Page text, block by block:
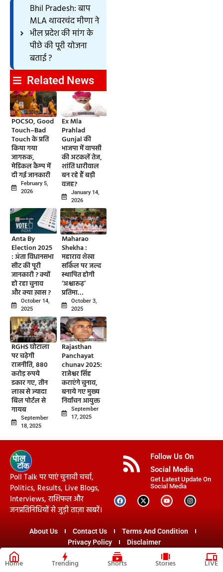
Bhil Pradesh: बाप
MLA थावरचंद मीणा ने
भील प्रदेश की मांग के
पीछे की पूरी योजना
बताई ?
Related News
POCSO, Good
Touch–Bad
Touch के प्रति
किया गया
जागरूक,
मेडिकल कैम्प में
दी गई जानकारी
February 5,
2026
Ex Mla
Prahlad
Gunjal की
भाजपा में वापसी
की अटकलें तेज,
शांति धारीवाल
बन रहे हैं बड़ी
वजह?
January 14,
2026
Anta By
Election 2025
: अंता विधानसभा
सीट की पूरी
जानकारी ? क्यों
हो रहा चुनाव
और क्या ख़ास ?
October 14,
2025
Maharao
Shekha :
महाराव शेखा
सर्किल पर जल्द
स्थापित होगी
‘अश्वारूढ़’
प्रतिमा…
October 3,
2025
RGHS घोटाला
पर चढ़ेगी
राजनीति, 880
करोड़ रुपये
डकार गए, तीन
लाख से ज्यादा
बिल पोर्टल से
गायब
September
18, 2025
Rajasthan
Panchayat
chunav 2025:
राजेश्वर सिंह
कराएंगे चुनाव,
बनाये गए मुख्य
निर्वाचन आयुक्त
September
17, 2025
Poll Talk पर पाएं चुनावी चर्चा,
Politics, Results, Live Blogs,
Interviews, राशिफल और
जनप्रतिनिधियों से जुड़ी ताज़ा खबरें।
Follow Us On
Social Media
Get Latest Update On
Social Media
About Us Contact Us
Terms And Condition
Privacy Policy
Disclaimer
© 2026 PollTalk - All Rights Reserved.
Home Trending Shorts Stories LIVE